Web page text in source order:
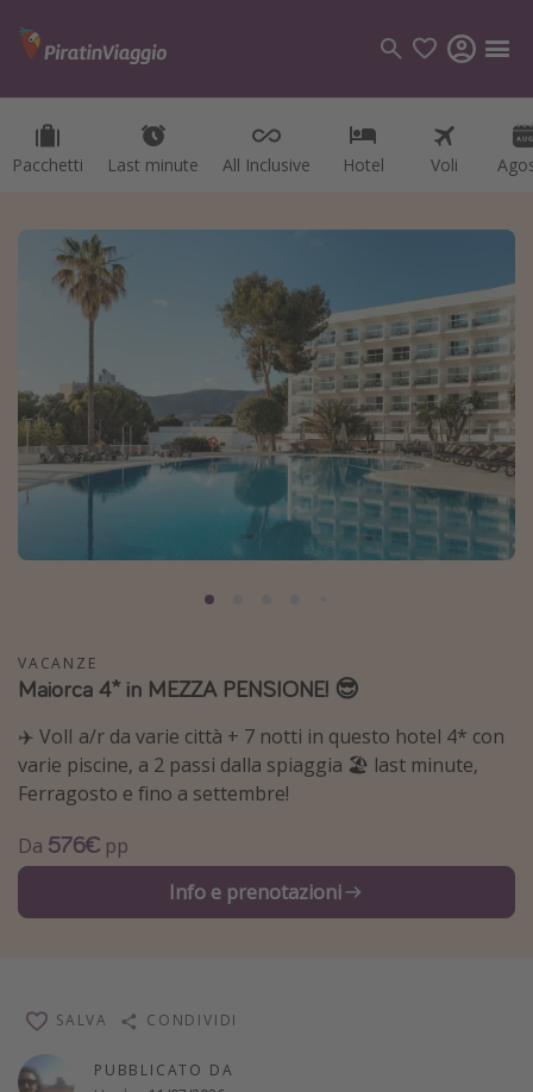
Pacchetti Last minute All Inclusive Hotel Voli
Categorie
Hotel
Vacanze
Destinazioni
Tutte le destinazioni
Italia
Grecia
Tunisia
Canarie
Capo Verde
Tipo di vacanza
Vacanze last minute
Vacanze di Pasqua 2026
Last minute capodanno
VACANZE
Maiorca 4* in MEZZA PENSIONE! 😎
✈️ VolI a/r da varie città + 7 notti in questo hotel 4* con
varie piscine, a 2 passi dalla spiaggia 🏖️ last minute,
Ferragosto e fino a settembre!
Da 576€ pp
Info e prenotazioni
PUBBLICATO DA
SALVA CONDIVIDI